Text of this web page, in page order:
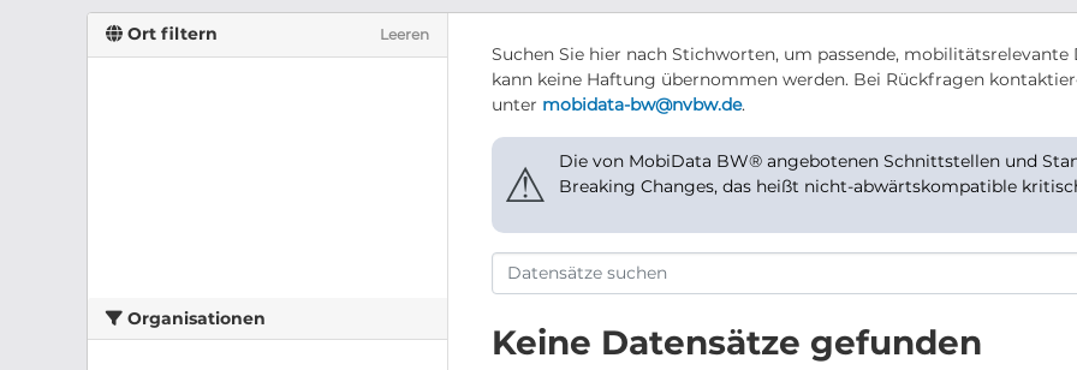
Ort filtern Leeren
Organisationen
Suchen Sie hier nach Stichworten, um passende,
kann keine Haftung übernommen werden. Bei Rückfragen
unter mobidata-bw@nvbw.de.
⚠
Die von MobiData BW® angebotenen Schnittstellen und
Breaking Changes, das heißt nicht-abwärtskompatible
Keine Datensätze gefunden